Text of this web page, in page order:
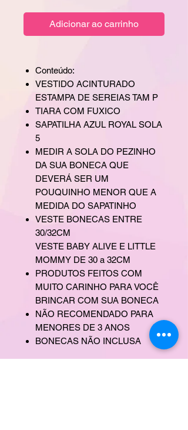
Adicionar ao carrinho
Conteúdo:
VESTIDO ACINTURADO
ESTAMPA DE SEREIAS TAM P
TIARA COM FUXICO
SAPATILHA AZUL ROYAL SOLA
5
MEDIR A SOLA DO PEZINHO
DA SUA BONECA QUE
DEVERÁ SER UM
POUQUINHO MENOR QUE A
MEDIDA DO SAPATINHO
VESTE BONECAS ENTRE
30/32CM
VESTE BABY ALIVE E LITTLE
MOMMY DE 30 a 32CM
PRODUTOS FEITOS COM
MUITO CARINHO PARA VOCÊ
BRINCAR COM SUA BONECA
NÃO RECOMENDADO PARA
MENORES DE 3 ANOS
BONECAS NÃO INCLUSA